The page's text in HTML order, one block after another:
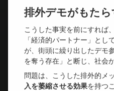
排外デモがもたら
こうした事実を前にすれば
「経済的パートナー」とし
が、街頭に繰り出したデモ
を奪う存在」と断じ、社会
問題は、こうした排外的メ
入を萎縮させる効果を持つ